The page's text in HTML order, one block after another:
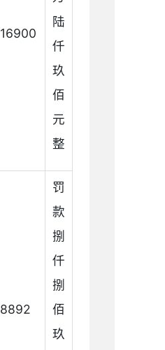
16900
陆
仟
玖
佰
元
整
8892
罚
款
捌
仟
捌
佰
玖